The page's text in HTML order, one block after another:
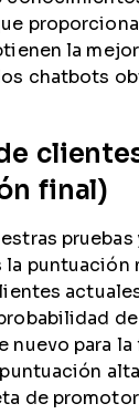
la
chatbots
final)
pruebas
la puntuación
nuevo para
de